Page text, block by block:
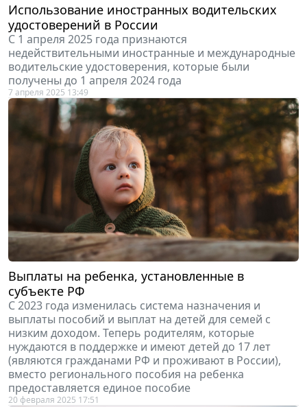
Использование иностранных водительских
удостоверений в России
С 1 апреля 2025 года признаются
недействительными иностранные и международные
водительские удостоверения, которые были
получены до 1 апреля 2024 года
7 апреля 2025 13:49
Выплаты на ребенка, установленные в
субъекте РФ
С 2023 года изменилась система назначения и
выплаты пособий и выплат на детей для семей с
низким доходом. Теперь родителям, которые
нуждаются в поддержке и имеют детей до 17 лет
(являются гражданами РФ и проживают в России),
вместо регионального пособия на ребенка
предоставляется единое пособие
20 февраля 2025 17:51